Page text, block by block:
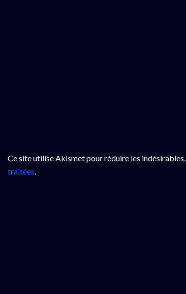
Ce site utilise Akismet pour réduire les indésirables.
traitées.